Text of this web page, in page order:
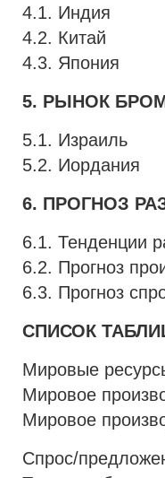
4.1. Индия
4.2. Китай
4.3. Япония
5. РЫНОК
5.1. Израиль
5.2. Иордания
6. ПРОГНОЗ
6.1. Тенденции
6.2. Прогноз
6.3. Прогноз
СПИСОК
Мировые
Мировое
Мировое
Спрос/